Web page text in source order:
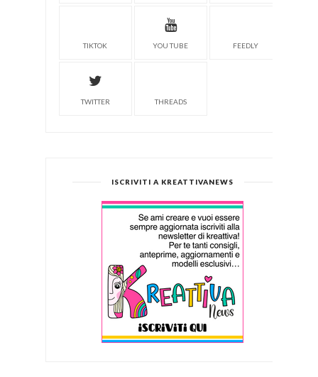
TIKTOK YOU TUBE FEEDLY
TWITTER THREADS
ISCRIVITI A KREATTIVANEWS